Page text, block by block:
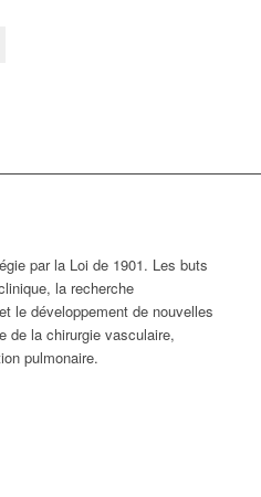
par la Loi de 1901. Les buts
la recherche
le développement de nouvelles
de la chirurgie vasculaire,
pulmonaire.